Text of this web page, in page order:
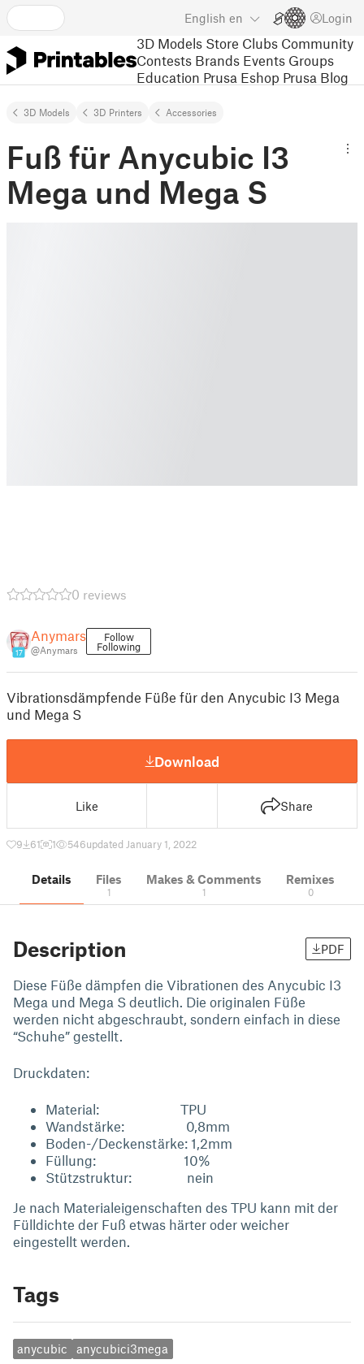
English en Login
3D Models Store Clubs Community
Contests Brands Events Groups
Education Prusa Eshop Prusa Blog
3D Models 3D Printers Accessories
Fuß für Anycubic I3
Mega und Mega S
0 reviews
17
Anymars
@Anymars
Follow
Following
Vibrationsdämpfende Füße für den Anycubic I3 Mega
und Mega S
Download
Like Share
9 61 1 546updated January 1, 2022
Details Files
1
Makes & Comments
1
Remixes
0
Description PDF
Diese Füße dämpfen die Vibrationen des Anycubic I3
Mega und Mega S deutlich. Die originalen Füße
werden nicht abgeschraubt, sondern einfach in diese
“Schuhe” gestellt.
Druckdaten:
Material: TPU
Wandstärke: 0,8mm
Boden-/Deckenstärke: 1,2mm
Füllung: 10%
Stützstruktur: nein
Je nach Materialeigenschaften des TPU kann mit der
Fülldichte der Fuß etwas härter oder weicher
eingestellt werden.
Tags
anycubic anycubici3mega